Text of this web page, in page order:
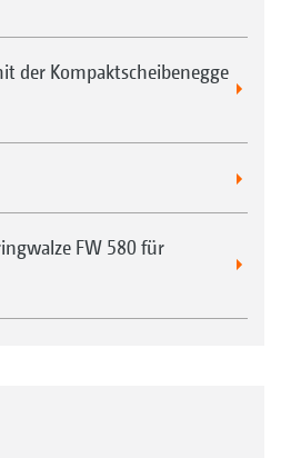
der Kompaktscheibenegge
FW 580 für